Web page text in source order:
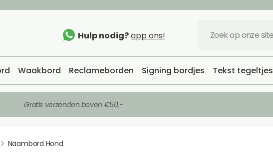
Hulp nodig?app ons!
Waakbord Reclameborden Signing bordjes Tekst tegeltjes
Gratis verzenden boven €50,-
Naambord Hond